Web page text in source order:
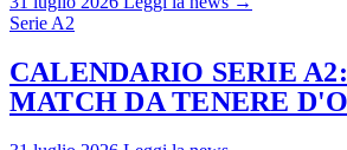
Serie A2
CALENDARIO SERIE
MATCH DA TENERE